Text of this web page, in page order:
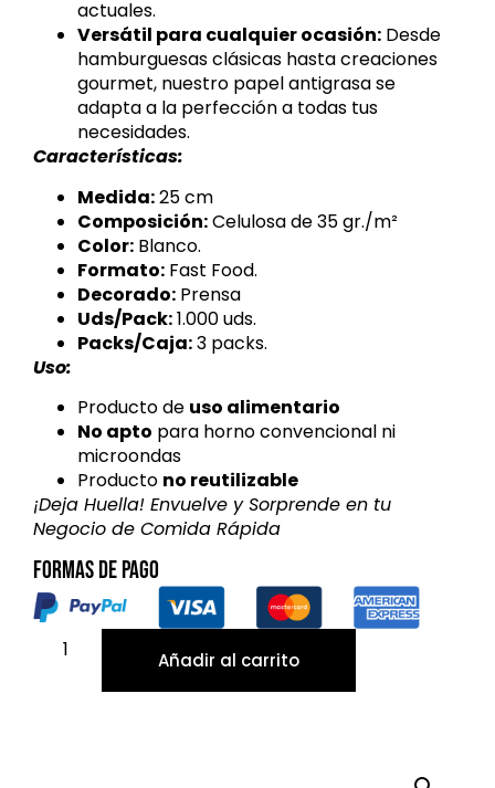
actuales.
Versátil para cualquier ocasión: Desde
hamburguesas clásicas hasta creaciones
gourmet, nuestro papel antigrasa se
adapta a la perfección a todas tus
necesidades.
Características:
Medida:25 cm
Composición:Celulosa de 35 gr./m²
Color: Blanco.
Formato: Fast Food.
Decorado: Prensa
Uds/Pack:1.000 uds.
Packs/Caja:3 packs.
Uso:
Producto de uso alimentario
No apto para horno convencional ni
microondas
Producto no reutilizable
¡Deja Huella! Envuelve y Sorprende en tu
Negocio de Comida Rápida
Formas de pago
Añadir al carrito